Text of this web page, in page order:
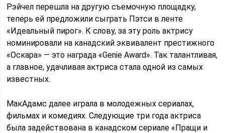
Рэйчел перешла на другую съемочную площадку,
теперь ей предложили сыграть Пэтси в ленте
«Идеальный пирог». К слову, за эту роль актрису
номинировали на канадский эквивалент престижного
«Оскара» — это награда «Genie Award». Так талантливая,
а главное, удачливая актриса стала одной из самых
известных.
МакАдамс далее играла в молодежных сериалах,
фильмах и комедиях. Следующие три года актриса
была задействована в канадском сериале «Пращи и